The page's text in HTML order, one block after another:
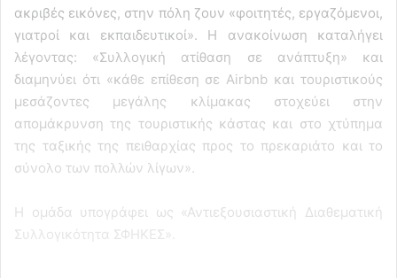
ακριβές εικόνες, στην πόλη ζουν «φοιτητές, εργαζόμενοι,
γιατροί και εκπαιδευτικοί». Η ανακοίνωση καταλήγει
λέγοντας: «Συλλογική ατίθαση σε ανάπτυξη» και
διαμηνύει ότι «κάθε επίθεση σε Airbnb και τουριστικούς
μεσάζοντες μεγάλης κλίμακας στοχεύει στην
απομάκρυνση της τουριστικής κάστας και στο χτύπημα
της ταξικής της πειθαρχίας προς το πρεκαριάτο και το
σύνολο των πολλών λίγων».
Η ομάδα υπογράφει ως «Αντιεξουσιαστική Διαθεματική
Συλλογικότητα ΣΦΗΚΕΣ».